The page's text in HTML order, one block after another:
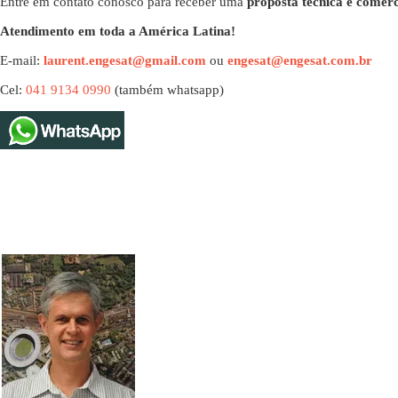
Atendimento em toda a América Latina!
E-mail: laurent.engesat@gmail.com ou engesat@engesat.com.br
Cel: 041 9134 0990 (também whatsapp)